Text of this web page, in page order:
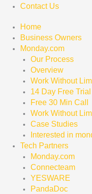
Contact Us
Home
Business Owners
Monday.com
Our Process
Overview
Work Without
14 Day Free
Free 30 Min Call
Work Without
Case Studies
Interested in
Tech Partners
Monday.com
Connecteam
YESWARE
PandaDoc